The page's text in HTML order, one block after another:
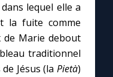
lequel elle a
la fuite comme
de Marie debout
traditionnel
Jésus (la Pietà)